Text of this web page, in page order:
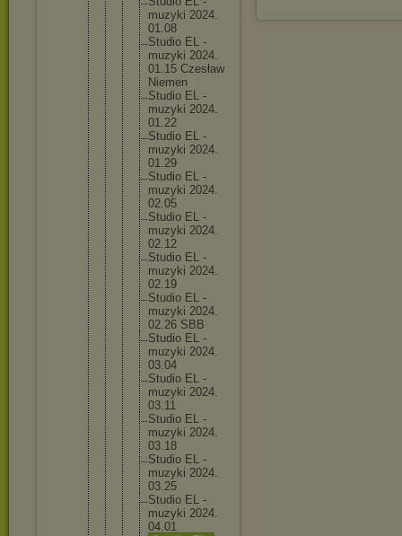
muzyki 2024.
01.08
Studio EL -
muzyki 2024.
01.15 Czesław
Niemen
Studio EL -
muzyki 2024.
01.22
Studio EL -
muzyki 2024.
01.29
Studio EL -
muzyki 2024.
02.05
Studio EL -
muzyki 2024.
02.12
Studio EL -
muzyki 2024.
02.19
Studio EL -
muzyki 2024.
02.26 SBB
Studio EL -
muzyki 2024.
03.04
Studio EL -
muzyki 2024.
03.11
Studio EL -
muzyki 2024.
03.18
Studio EL -
muzyki 2024.
03.25
Studio EL -
muzyki 2024.
04.01